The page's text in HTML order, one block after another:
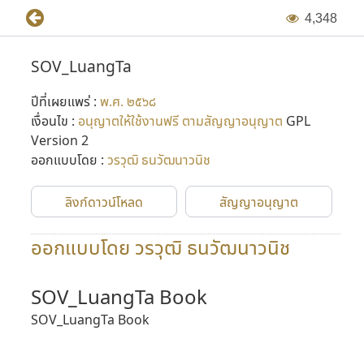
4,348
SOV_LuangTa
ปีที่เผยแพร่ : พ.ศ. ๒๕๖๘
เงื่อนไข : อนุญาตให้ใช้งานฟรี ตามสัญญาอนุญาต GPL
Version 2
ออกแบบโดย : วรวุฒิ ธนวัฒนาวนิช
ลิงก์ดาวน์โหลด สัญญาอนุญาต
ออกแบบโดย วรวุฒิ ธนวัฒนาวนิช
SOV_LuangTa Book
SOV_LuangTa Book